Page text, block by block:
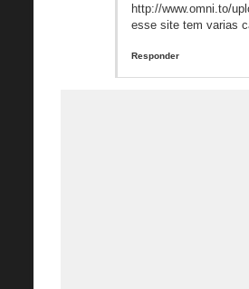
http://www.omni.to/
esse site tem varias
Responder